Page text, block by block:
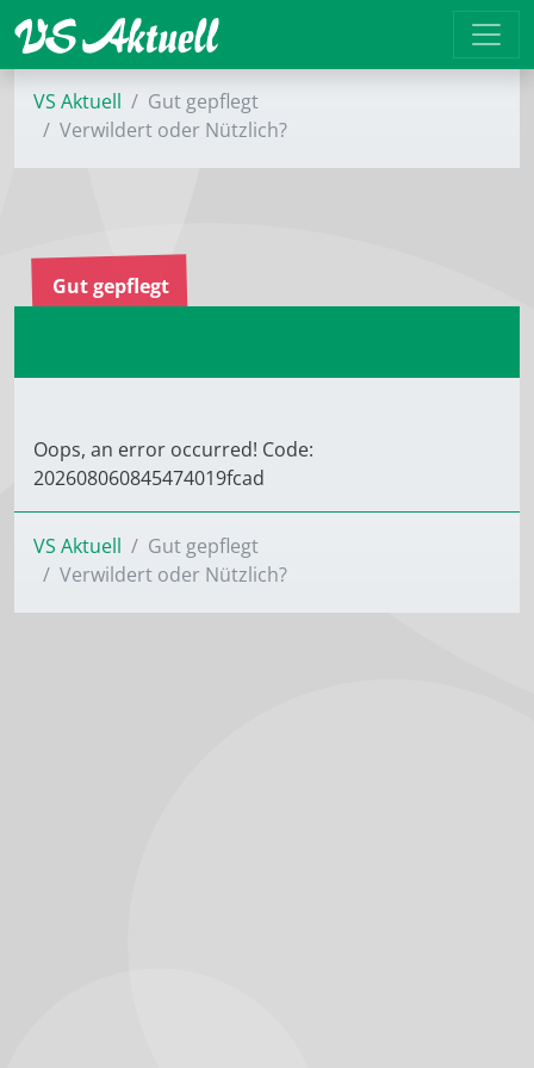
VS Aktuell
Gut gepflegt
Verwildert oder Nützlich?
Gut gepflegt
Oops, an error occurred! Code:
202608060845474019fcad
VS Aktuell
Gut gepflegt
Verwildert oder Nützlich?